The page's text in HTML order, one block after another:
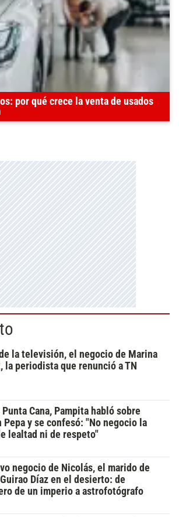
por qué crece la venta de usados
la televisión, el negocio de Marina
la periodista que renunció a TN
Punta Cana, Pampita habló sobre
Pepa y se confesó: "No negocio la
lealtad ni de respeto"
negocio de Nicolás, el marido de
Díaz en el desierto: de
de un imperio a astrofotógrafo